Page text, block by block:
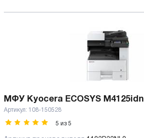
МФУ Kyocera ECOSYS M4125idn
Артикул: 108-150528
5 из 5